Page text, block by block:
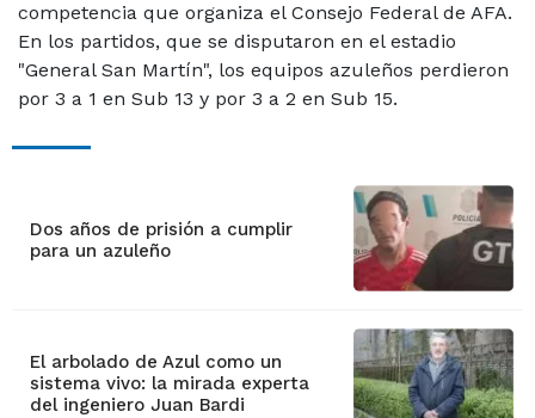
competencia que organiza el Consejo Federal de AFA.
En los partidos, que se disputaron en el estadio
"General San Martín", los equipos azuleños perdieron
por 3 a 1 en Sub 13 y por 3 a 2 en Sub 15.
Dos años de prisión a cumplir
para un azuleño
El arbolado de Azul como un
sistema vivo: la mirada experta
del ingeniero Juan Bardi